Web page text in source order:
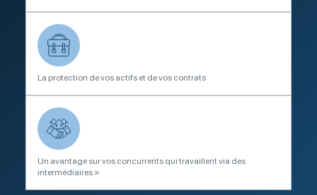
La protection de vos actifs et de vos contrats
Un avantage sur vos concurrents qui travaillent via des
intermédiaires »